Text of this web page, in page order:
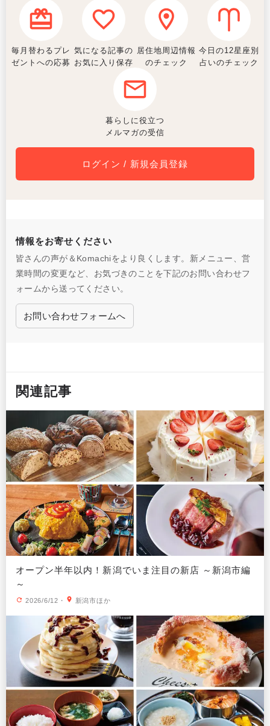
毎月替わるプレ
ゼントへの応募
気になる記事の
お気に入り保存
居住地周辺情報
のチェック
今日の12星座別
占いのチェック
暮らしに役立つ
メルマガの受信
ログイン / 新規会員登録
情報をお寄せください
皆さんの声が＆Komachiをより良くします。新メニュー、営
業時間の変更など、お気づきのことを下記のお問い合わせフ
ォームから送ってください。
お問い合わせフォームへ
関連記事
オープン半年以内！新潟でいま注目の新店 ～新潟市編
～
2026/6/12 ・ 新潟市ほか